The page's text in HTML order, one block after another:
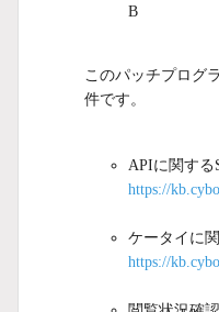
B
このパッチプログ
件です。
APIに関する
https://
ケータイに
https://